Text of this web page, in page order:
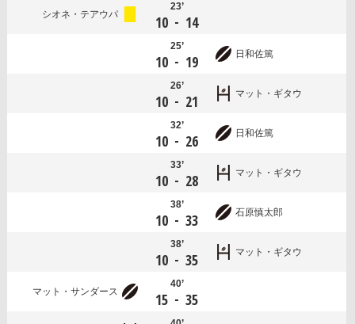
シオネ・テアウパ
23’
10 - 14
25’
10 - 19 日和佐篤
26’
10 - 21 マット・ギタウ
32’
10 - 26 日和佐篤
33’
10 - 28 マット・ギタウ
38’
10 - 33 石原慎太郎
38’
10 - 35 マット・ギタウ
マット・サンダース
40’
15 - 35